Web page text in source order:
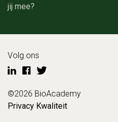
jij mee?
©2026 BioAcademy
Privacy Kwaliteit
Volg ons